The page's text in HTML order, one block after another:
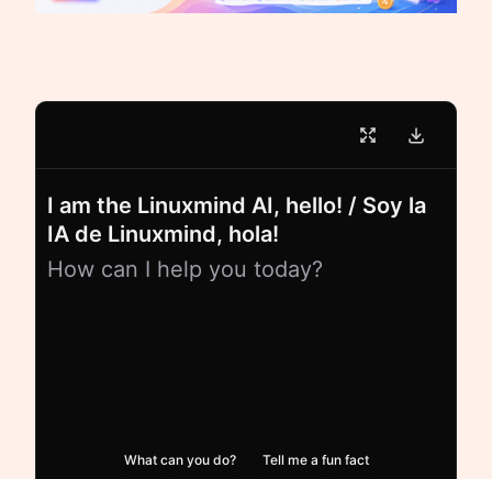
I am the Linuxmind AI, hello! / Soy la
IA de Linuxmind, hola!
How can I help you today?
What can you do? Tell me a fun fact